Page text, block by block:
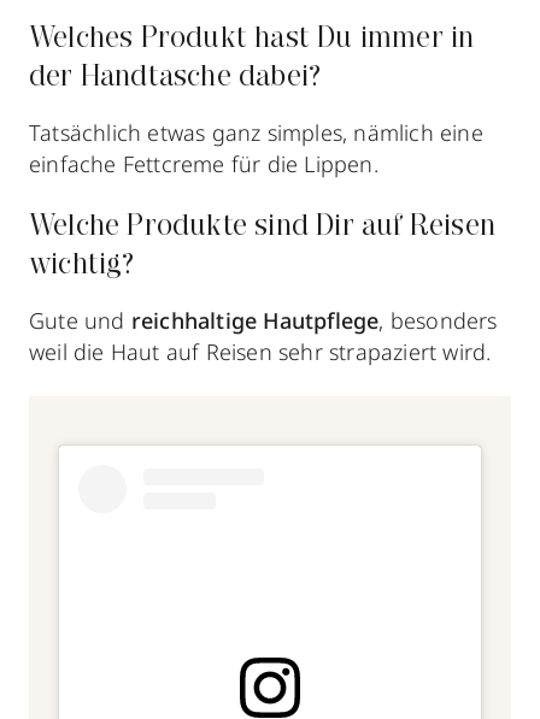
Welches Produkt hast Du immer in
der Handtasche dabei?
Tatsächlich etwas ganz simples, nämlich eine
einfache Fettcreme für die Lippen.
Welche Produkte sind Dir auf Reisen
wichtig?
Gute und reichhaltige Hautpflege, besonders
weil die Haut auf Reisen sehr strapaziert wird.